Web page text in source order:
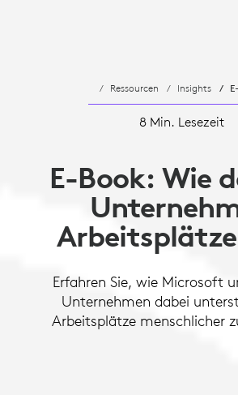
Ressourcen Insights
8 Min. Lesezeit
E-Book: Wie
Erfahren Sie, wie Microsoft
Unternehmen dabei
Arbeitsplätze menschlicher